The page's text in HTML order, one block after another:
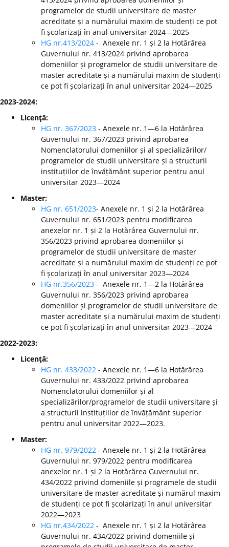
programelor de studii universitare de master
acreditate și a numărului maxim de studenți ce pot
fi școlarizați în anul universitar 2024—2025
HG nr.413/2024 - Anexele nr. 1 și 2 la Hotărârea
Guvernului nr. 413/2024 privind aprobarea
domeniilor și programelor de studii universitare de
master acreditate și a numărului maxim de studenți
ce pot fi școlarizați în anul universitar 2024—2025
2023-2024:
Licenţă:
HG nr. 367/2023 - Anexele nr. 1—6 la Hotărârea
Guvernului nr. 367/2023 privind aprobarea
Nomenclatorului domeniilor și al specializărilor/
programelor de studii universitare și a structurii
instituțiilor de învățământ superior pentru anul
universitar 2023—2024
Master:
HG nr. 651/2023- Anexele nr. 1 și 2 la Hotărârea
Guvernului nr. 651/2023 pentru modificarea
anexelor nr. 1 și 2 la Hotărârea Guvernului nr.
356/2023 privind aprobarea domeniilor și
programelor de studii universitare de master
acreditate și a numărului maxim de studenți ce pot
fi școlarizați în anul universitar 2023—2024
HG nr.356/2023 - Anexele nr. 1—2 la Hotărârea
Guvernului nr. 356/2023 privind aprobarea
domeniilor și programelor de studii universitare de
master acreditate și a numărului maxim de studenți
ce pot fi școlarizați în anul universitar 2023—2024
2022-2023:
Licenţă:
HG nr. 433/2022 - Anexele nr. 1—6 la Hotărârea
Guvernului nr. 433/2022 privind aprobarea
Nomenclatorului domeniilor și al
specializărilor/programelor de studii universitare și
a structurii instituțiilor de învățământ superior
pentru anul universitar 2022—2023.
Master:
HG nr. 979/2022 - Anexele nr. 1 și 2 la Hotărârea
Guvernului nr. 979/2022 pentru modificarea
anexelor nr. 1 și 2 la Hotărârea Guvernului nr.
434/2022 privind domeniile și programele de studii
universitare de master acreditate și numărul maxim
de studenți ce pot fi școlarizați în anul universitar
2022—2023
HG nr.434/2022 - Anexele nr. 1 și 2 la Hotărârea
Guvernului nr. 434/2022 privind domeniile și